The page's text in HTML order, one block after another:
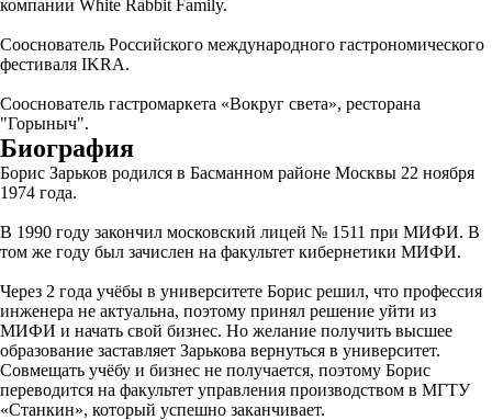
компании White Rabbit Family.
Сооснователь Российского международного гастрономического
фестиваля IKRA.
Сооснователь гастромаркета «Вокруг света», ресторана
"Горыныч".
Биография
Борис Зарьков родился в Басманном районе Москвы 22 ноября
1974 года.
В 1990 году закончил московский лицей № 1511 при МИФИ. В
том же году был зачислен на факультет кибернетики МИФИ.
Через 2 года учёбы в университете Борис решил, что профессия
инженера не актуальна, поэтому принял решение уйти из
МИФИ и начать свой бизнес. Но желание получить высшее
образование заставляет Зарькова вернуться в университет.
Совмещать учёбу и бизнес не получается, поэтому Борис
переводится на факультет управления производством в МГТУ
«Станкин», который успешно заканчивает.